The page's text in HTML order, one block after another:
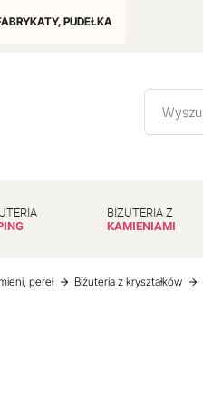
PUDEŁKA
BIŻUTERIA Z
KAMIENIAMI
pereł Biżuteria z kryształków